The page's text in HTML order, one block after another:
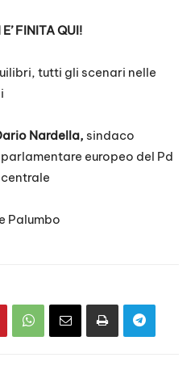
FINITA QUI!
tutti gli scenari nelle
Nardella, sindaco
europeo del Pd
Palumbo